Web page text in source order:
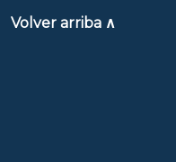
Volver arriba ∧